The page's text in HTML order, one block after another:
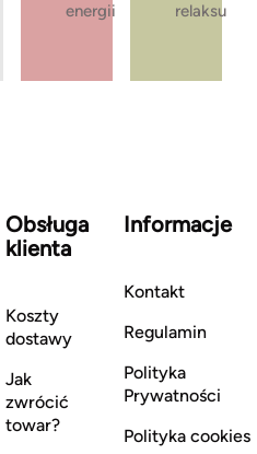
energii
relaksu
Obsługa
klienta
Koszty
dostawy
Jak
zwrócić
towar?
Informacje
Kontakt
Regulamin
Polityka
Prywatności
Polityka cookies